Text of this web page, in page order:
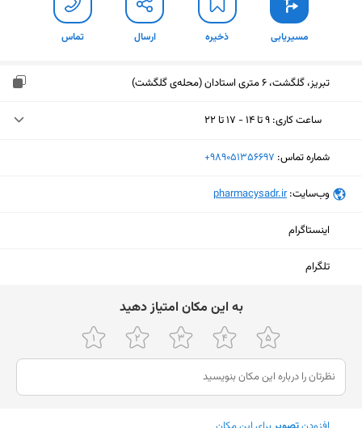
مسیریابی ذخیره ارسال تماس
تبریز، گلگشت، 6 متری استادان (محله‌ی گلگشت)
ساعت کاری: ۹ تا ۱۴ - ۱۷ تا ۲۲
دوشنبه (امروز)
سه‌شنبه
۹ تا ۱۴ - ۱۷ تا ۲۲
شماره تماس: ‎+989051356697
وب‌سایت:‎pharmacysadr.ir
اینستاگرام
تلگرام
ﺑﻪ اﯾﻦ ﻣﮑﺎن اﻣﺘﯿﺎز دﻫﯿﺪ
نمایش نقشه